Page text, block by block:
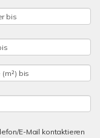
E-Mail kontaktieren